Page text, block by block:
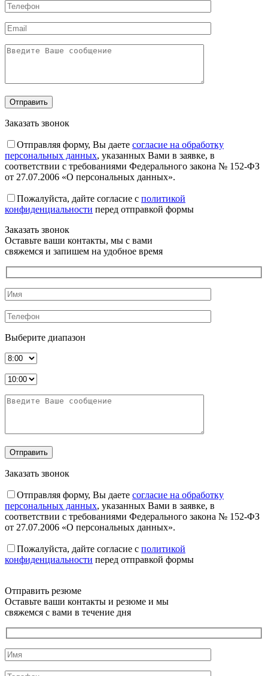
Заказать звонок
Отправляя форму, Вы даете согласие на обработку
персональных данных, указанных Вами в заявке, в
соответствии с требованиями Федерального закона № 152-ФЗ
от 27.07.2006 «О персональных данных».
Пожалуйста, дайте согласие c политикой
конфиденциальности перед отправкой формы
Заказать звонок
Оставьте ваши контакты, мы с вами
свяжемся и запишем на удобное время
Выберите диапазон
Заказать звонок
Отправляя форму, Вы даете согласие на обработку
персональных данных, указанных Вами в заявке, в
соответствии с требованиями Федерального закона № 152-ФЗ
от 27.07.2006 «О персональных данных».
Пожалуйста, дайте согласие c политикой
конфиденциальности перед отправкой формы
Отправить резюме
Оставьте ваши контакты и резюме и мы
свяжемся с вами в течение дня